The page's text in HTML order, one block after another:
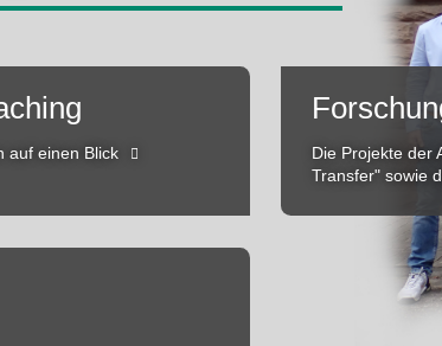
auf einen Blick
Die Projekte der
Transfer" sowie